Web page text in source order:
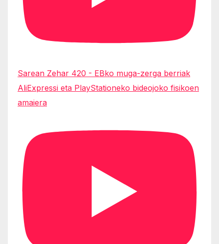
Sarean Zehar 420 - EBko muga-zerga berriak
AliExpressi eta PlayStationeko bideojoko fisikoen
amaiera